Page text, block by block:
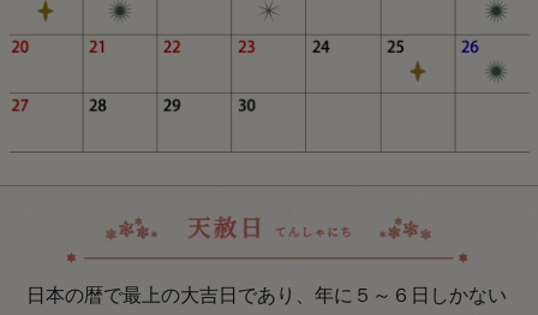
日本の暦で最上の大吉日であり、年に５～６日しかない